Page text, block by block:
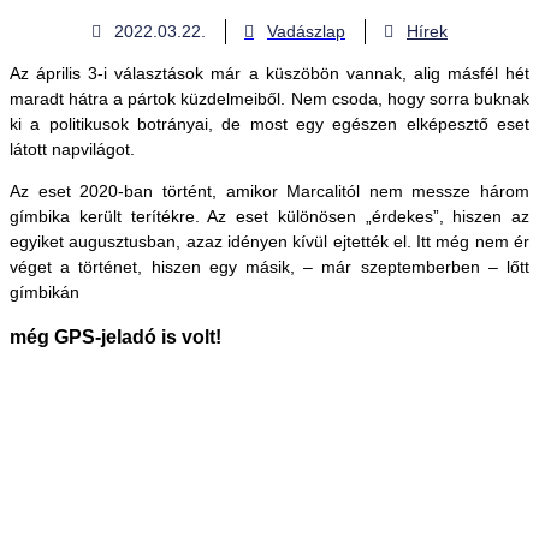
2022.03.22. Vadászlap Hírek
Az április 3-i választások már a küszöbön vannak, alig másfél hét
maradt hátra a pártok küzdelmeiből. Nem csoda, hogy sorra buknak
ki a politikusok botrányai, de most egy egészen elképesztő eset
látott napvilágot.
Az eset 2020-ban történt, amikor Marcalitól nem messze három
gímbika került terítékre. Az eset különösen „érdekes”, hiszen az
egyiket augusztusban, azaz idényen kívül ejtették el. Itt még nem ér
véget a történet, hiszen egy másik, – már szeptemberben – lőtt
gímbikán
még GPS-jeladó is volt!